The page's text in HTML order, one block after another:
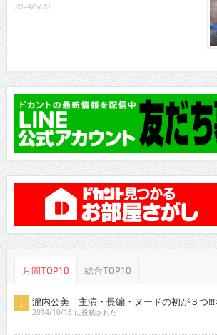
2024/5/20
月間TOP10 総合TOP10
瀧内公美 主演・長編・ヌードの初が３つ!!!
2014/10/16 に投稿された